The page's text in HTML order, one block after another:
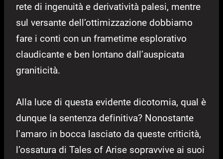
rete di ingenuità e derivatività palesi, mentre
sul versante dell’ottimizzazione dobbiamo
fare i conti con un frametime esplorativo
claudicante e ben lontano dall’auspicata
graniticità.
Alla luce di questa evidente dicotomia, qual è
dunque la sentenza definitiva? Nonostante
l’amaro in bocca lasciato da queste criticità,
l’ossatura di Tales of Arise sopravvive ai suoi